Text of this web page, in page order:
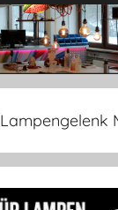
Lampengelenk